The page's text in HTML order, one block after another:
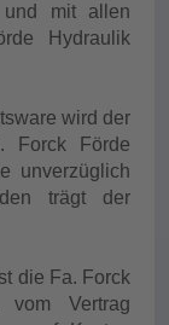
und mit allen
Hydraulik
wird der
Forck Förde
unverzüglich
trägt der
die Fa. Forck
vom Vertrag